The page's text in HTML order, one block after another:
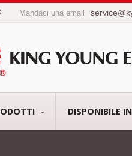
Mandaci una email
DISPONIBILE